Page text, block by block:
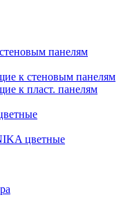
панелям
к стеновым панелям
к пласт. панелям
цветные